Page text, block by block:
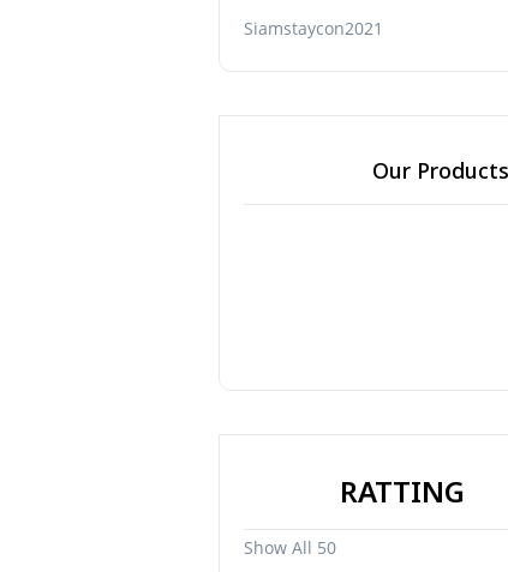
Siamstaycon2021
Our Products
RATTING
Show All 50